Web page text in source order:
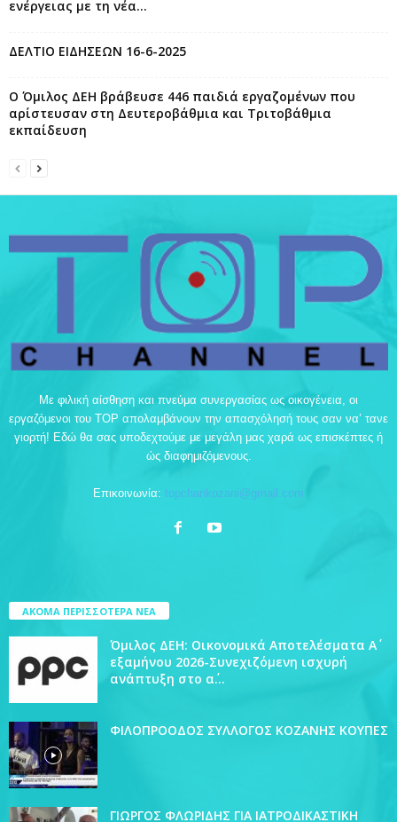
ενέργειας με τη νέα...
ΔΕΛΤΙΟ ΕΙΔΗΣΕΩΝ 16-6-2025
Ο Όμιλος ΔΕΗ βράβευσε 446 παιδιά εργαζομένων που
αρίστευσαν στη Δευτεροβάθμια και Τριτοβάθμια
εκπαίδευση
Με φιλική αίσθηση και πνεύμα συνεργασίας ως οικογένεια, οι
εργαζόμενοι του TOP απολαμβάνουν την απασχόλησή τους σαν να’ τανε
γιορτή! Εδώ θα σας υποδεχτούμε με μεγάλη μας χαρά ως επισκέπτες ή
ώς διαφημιζόμενους.
Επικοινωνία: topchankozani@gmail.com
ΑΚΟΜΑ ΠΕΡΙΣΣΟΤΕΡΑ ΝΕΑ
Όμιλος ΔΕΗ: Οικονομικά Αποτελέσματα Α΄
εξαμήνου 2026-Συνεχιζόμενη ισχυρή
ανάπτυξη στο α΄...
ΦΙΛΟΠΡΟΟΔΟΣ ΣΥΛΛΟΓΟΣ ΚΟΖΑΝΗΣ ΚΟΥΠΕΣ
ΓΙΩΡΓΟΣ ΦΛΩΡΙΔΗΣ ΓΙΑ ΙΑΤΡΟΔΙΚΑΣΤΙΚΗ